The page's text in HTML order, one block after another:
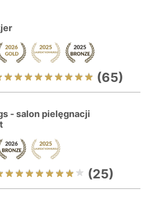
(65)
- salon pielęgnacji
(25)